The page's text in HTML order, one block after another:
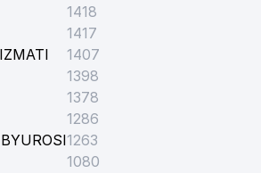
1418
1417
1407
1398
1378
1286
1263
1080